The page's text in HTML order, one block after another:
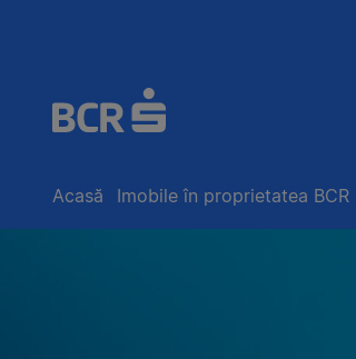
Acasă Imobile în proprietatea BCR